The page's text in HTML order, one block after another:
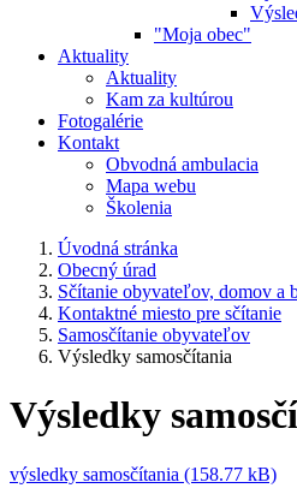
"Moja obec"
Aktuality
Aktuality
Kam za kultúrou
Fotogalérie
Kontakt
Obvodná ambulacia
Mapa webu
Školenia
Úvodná stránka
Obecný úrad
Sčítanie obyvateľov, domov a
Kontaktné miesto pre sčítanie
Samosčítanie obyvateľov
Výsledky samosčítania
Výsledky
výsledky samosčítania (158.77 kB)